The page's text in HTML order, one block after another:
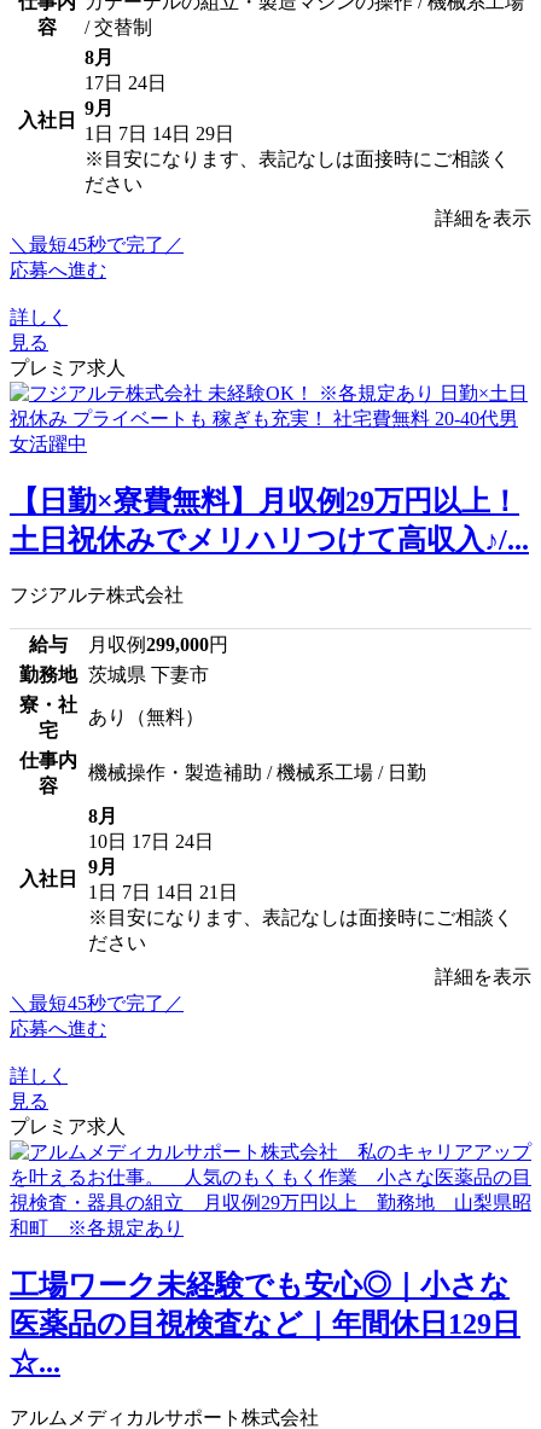
容
/ 交替制
入社日
8月
17日 24日
9月
1日 7日 14日 29日
※目安になります、表記なしは面接時にご相談く
ださい
詳細を表示
＼最短45秒で完了／
応募へ進む
詳しく
見る
プレミア求人
【日勤×寮費無料】月収例29万円以上！
土日祝休みでメリハリつけて高収入♪/...
フジアルテ株式会社
給与 月収例299,000円
勤務地 茨城県 下妻市
寮・社
宅
あり（無料）
仕事内
容
機械操作・製造補助 / 機械系工場 / 日勤
入社日
8月
10日 17日 24日
9月
1日 7日 14日 21日
※目安になります、表記なしは面接時にご相談く
ださい
詳細を表示
＼最短45秒で完了／
応募へ進む
詳しく
見る
プレミア求人
工場ワーク未経験でも安心◎｜小さな
医薬品の目視検査など｜年間休日129日
☆...
アルムメディカルサポート株式会社